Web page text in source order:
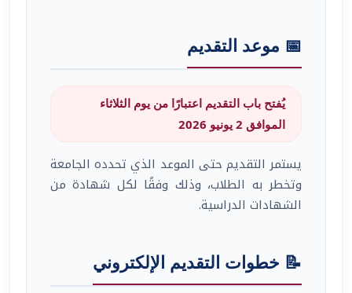
📅 موعد التقديم
يُفتح باب التقديم اعتبارًا من يوم الثلاثاء
الموافق 2 يونيو 2026
يستمر التقديم حتى الموعد الذي تحدده الجامعة
وتخطر به الطلاب، وذلك وفقًا لكل شهادة من
الشهادات الدراسية.
📝 خطوات التقديم الإلكتروني